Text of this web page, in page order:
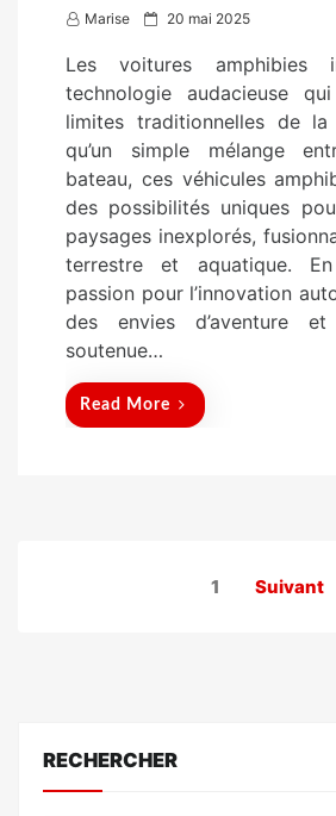
Marise
P
s
t
e
d
o
n
20 mai 2025
Les voitures amphibies
technologie audacieuse
limites traditionnelles de
qu’un simple mélange
bateau, ces véhicules
des possibilités uniques
paysages inexplorés,
terrestre et aquatique.
passion pour l’innovation
des envies d’aventure et
soutenue…
Read More
1 Suivant
RECHERCHER